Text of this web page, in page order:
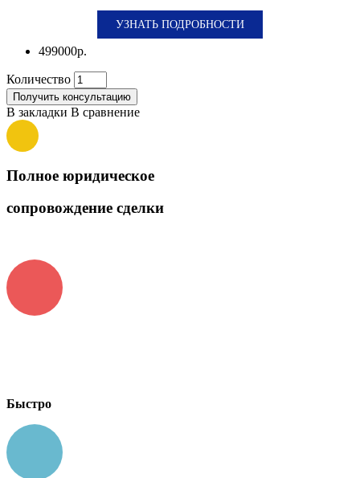
УЗНАТЬ ПОДРОБНОСТИ
499000р.
Количество
Получить консультацию
В закладки В сравнение
Полное юридическое
сопровождение сделки
Быстро